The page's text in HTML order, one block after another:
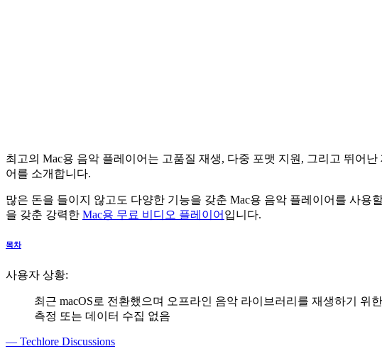
최고의 Mac용 음악 플레이어는 고품질 재생, 다중 포맷 지원, 그리고 뛰어
어를 소개합니다.
많은 돈을 들이지 않고도 다양한 기능을 갖춘 Mac용 음악 플레이어를 사용
을 갖춘 강력한 Mac용 무료 비디오 플레이어 입니다.
목차
사용자 상황:
최근 macOS로 전환했으며 오프라인 음악 라이브러리를 재생하기
측정 또는 데이터 수집 없음
— Techlore Discussions